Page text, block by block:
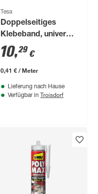
Tesa
Doppelseitiges
Klebeband, universal
25 m
10,29 €
0,41 € / Meter
Lieferung nach Hause
Verfügbar in Troisdorf